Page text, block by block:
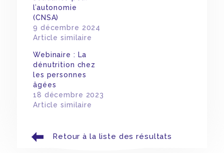
l’autonomie
(CNSA)
9 décembre 2024
Article similaire
Webinaire : La
dénutrition chez
les personnes
âgées
18 décembre 2023
Article similaire
Retour à la liste des résultats